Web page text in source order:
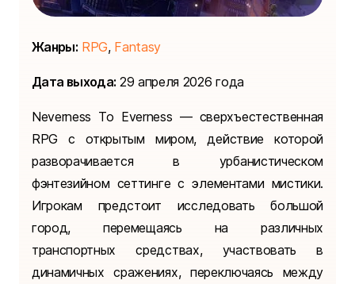
Жанры: RPG, Fantasy
Дата выхода: 29 апреля 2026 года
Neverness To Everness — сверхъестественная
RPG с открытым миром, действие которой
разворачивается в урбанистическом
фэнтезийном сеттинге с элементами мистики.
Игрокам предстоит исследовать большой
город, перемещаясь на различных
транспортных средствах, участвовать в
динамичных сражениях, переключаясь между